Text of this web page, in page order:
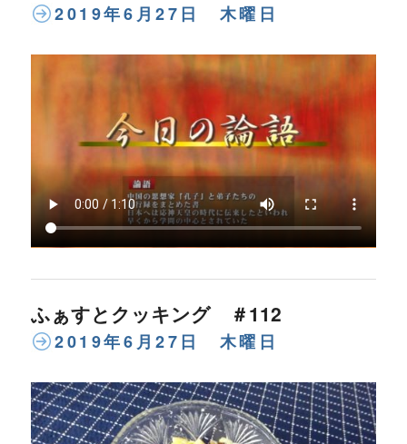
2019年6月27日 木曜日
ふぁすとクッキング ＃112
2019年6月27日 木曜日